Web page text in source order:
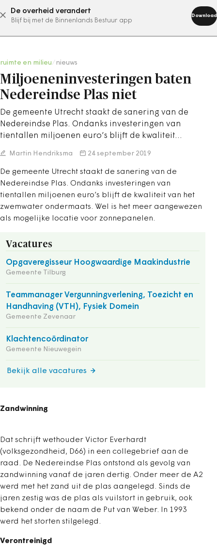
De overheid verandert
Blijf bij met de Binnenlands Bestuur app
Download
abonneer nu
ruimte en milieu nieuws
Miljoeneninvesteringen baten
Nedereindse Plas niet
De gemeente Utrecht staakt de sanering van de
Nedereindse Plas. Ondanks investeringen van
tientallen miljoenen euro’s blijft de kwaliteit…
Martin Hendriksma 24 september 2019
De gemeente Utrecht staakt de sanering van de
Nedereindse Plas. Ondanks investeringen van
tientallen miljoenen euro’s blijft de kwaliteit van het
zwemwater ondermaats. Wel is het meer aangewezen
als mogelijke locatie voor zonnepanelen.
Vacatures
Opgaveregisseur Hoogwaardige Maakindustrie
Gemeente Tilburg
Teammanager Vergunningverlening, Toezicht en
Handhaving (VTH), Fysiek Domein
Gemeente Zevenaar
Klachtencoördinator
Gemeente Nieuwegein
Bekijk alle vacatures
Zandwinning
Dat schrijft wethouder Victor Everhardt
(volksgezondheid, D66) in een collegebrief aan de
raad. De Nedereindse Plas ontstond als gevolg van
zandwinning vanaf de jaren dertig. Onder meer de A2
werd met het zand uit de plas aangelegd. Sinds de
jaren zestig was de plas als vuilstort in gebruik, ook
bekend onder de naam de Put van Weber. In 1993
werd het storten stilgelegd.
Verontreinigd